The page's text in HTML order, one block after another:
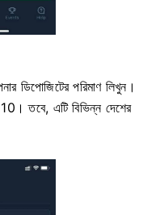
ডিপোজিটের পরিমাণ লিখুন।
তবে, এটি বিভিন্ন দেশের